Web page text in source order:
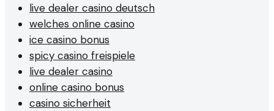
live dealer casino deutsch
welches online casino
ice casino bonus
spicy casino freispiele
live dealer casino
online casino bonus
casino sicherheit